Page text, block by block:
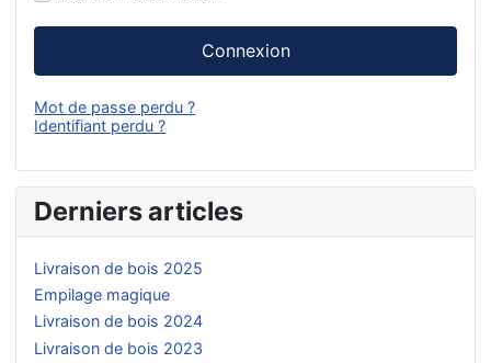
Connexion
Mot de passe perdu ?
Identifiant perdu ?
Derniers articles
Livraison de bois 2025
Empilage magique
Livraison de bois 2024
Livraison de bois 2023